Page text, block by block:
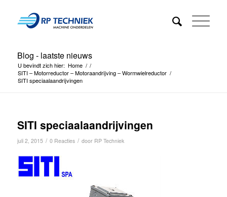
Blog - laatste nieuws
U bevindt zich hier: Home / /
SITI – Motorreductor – Motoraandrijving – Wormwielreductor /
SITI speciaalaandrijvingen
SITI speciaalaandrijvingen
juli 2, 2015 / 0 Reacties / door RP Techniek